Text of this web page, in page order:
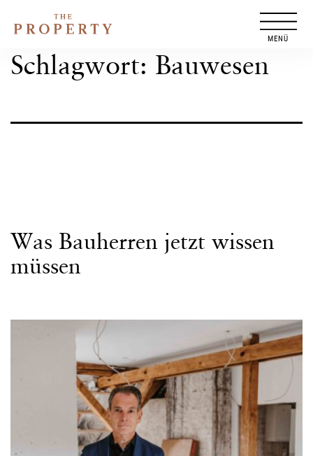
Inhalt
Schlagwort: Bauwesen
Was Bauherren jetzt wissen
müssen